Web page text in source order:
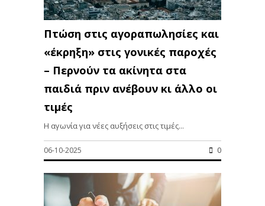
Πτώση στις αγοραπωλησίες και
«έκρηξη» στις γονικές παροχές
– Περνούν τα ακίνητα στα
παιδιά πριν ανέβουν κι άλλο οι
τιμές
Η αγωνία για νέες αυξήσεις στις τιμές...
06-10-2025 0